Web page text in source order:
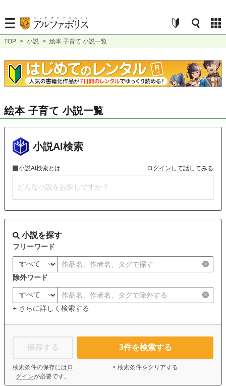
TOP > 小説 > 絵本 子育て 小説一覧
絵本 子育て 小説一覧
小説AI検索
小説AI検索とは ログインして話してみる
小説を探す
フリーワード
除外ワード
+ さらに詳しく検索する
保存する
検索条件の保存には ロ
グインが必要です。
3件を検索する
× 検索条件をクリアする